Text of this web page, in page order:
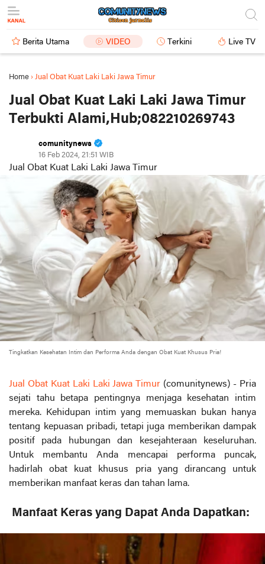
Berita Utama VIDEO Terkini Live TV
Home › Jual Obat Kuat Laki Laki Jawa Timur
Jual Obat Kuat Laki Laki Jawa Timur
Terbukti Alami,Hub;082210269743
comunitynews
16 Feb 2024, 21:51 WIB
Jual Obat Kuat Laki Laki Jawa Timur
Tingkatkan Kesehatan Intim dan Performa Anda dengan Obat Kuat Khusus Pria!
Jual Obat Kuat Laki Laki Jawa Timur (comunitynews) - Pria
sejati tahu betapa pentingnya menjaga kesehatan intim
mereka. Kehidupan intim yang memuaskan bukan hanya
tentang kepuasan pribadi, tetapi juga memberikan dampak
positif pada hubungan dan kesejahteraan keseluruhan.
Untuk membantu Anda mencapai performa puncak,
hadirlah obat kuat khusus pria yang dirancang untuk
memberikan manfaat keras dan tahan lama.
Manfaat Keras yang Dapat Anda Dapatkan: